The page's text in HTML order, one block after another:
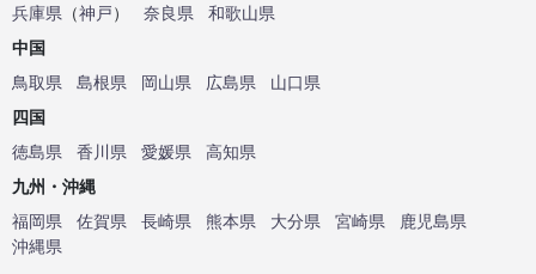
兵庫県 （神戸） 奈良県
和歌山県
中国
鳥取県
島根県 岡山県 広島県
山口県
四国
徳島県
香川県 愛媛県
高知県
九州・沖縄
福岡県
佐賀県 長崎県 熊本県 大分県 宮崎県
鹿児島県
沖縄県